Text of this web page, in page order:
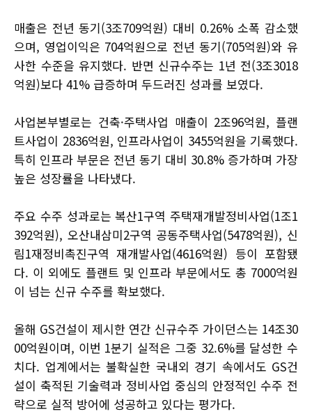
매출은 전년 동기(3조709억원) 대비 0.26% 소폭 감소했
으며, 영업이익은 704억원으로 전년 동기(705억원)와 유
사한 수준을 유지했다. 반면 신규수주는 1년 전(3조3018
억원)보다 41% 급증하며 두드러진 성과를 보였다.
사업본부별로는 건축·주택사업 매출이 2조96억원, 플랜
트사업이 2836억원, 인프라사업이 3455억원을 기록했다.
특히 인프라 부문은 전년 동기 대비 30.8% 증가하며 가장
높은 성장률을 나타냈다.
주요 수주 성과로는 복산1구역 주택재개발정비사업(1조1
392억원), 오산내삼미2구역 공동주택사업(5478억원), 신
림1재정비촉진구역 재개발사업(4616억원) 등이 포함됐
다. 이 외에도 플랜트 및 인프라 부문에서도 총 7000억원
이 넘는 신규 수주를 확보했다.
올해 GS건설이 제시한 연간 신규수주 가이던스는 14조30
00억원이며, 이번 1분기 실적은 그중 32.6%를 달성한 수
치다. 업계에서는 불확실한 국내외 경기 속에서도 GS건
설이 축적된 기술력과 정비사업 중심의 안정적인 수주 전
략으로 실적 방어에 성공하고 있다는 평가다.